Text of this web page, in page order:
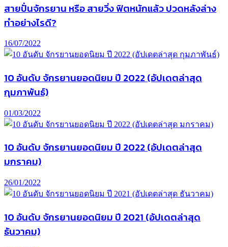
สายปั่นจักรยาน หรือ สายวิ่ง ฟิตหนักแล้ว ปวดหลังล่าง
ทำอย่างไรดี?
16/07/2022
10 อันดับ จักรยานยอดนิยม ปี 2022 (อัปเดตล่าสุด
กุมภาพันธ์)
01/03/2022
10 อันดับ จักรยานยอดนิยม ปี 2022 (อัปเดตล่าสุด
มกราคม)
26/01/2022
10 อันดับ จักรยานยอดนิยม ปี 2021 (อัปเดตล่าสุด
ธันวาคม)